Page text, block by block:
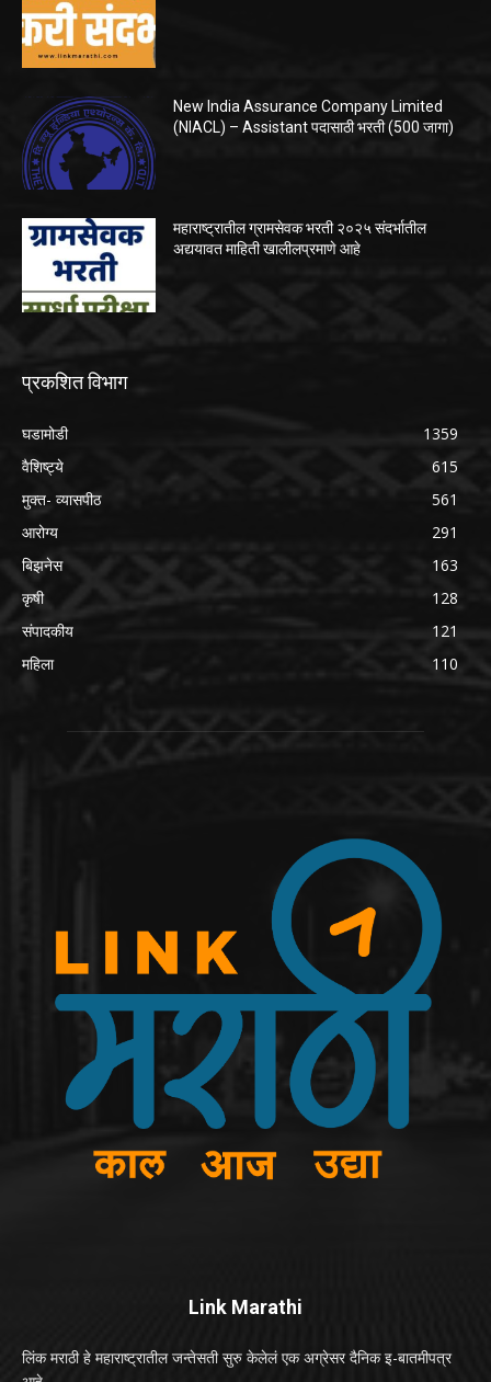
New India Assurance Company Limited
(NIACL) – Assistant पदासाठी भरती (500 जागा)
महाराष्ट्रातील ग्रामसेवक भरती २०२५ संदर्भातील
अद्ययावत माहिती खालीलप्रमाणे आहे
प्रकशित विभाग
घडामोडी
1359
वैशिष्ट्ये
615
मुक्त- व्यासपीठ
561
आरोग्य
291
बिझनेस
163
कृषी
128
संपादकीय
121
महिला
110
Link Marathi
लिंक मराठी हे महाराष्ट्रातील जन्तेसती सुरु केलेलं एक अग्रेसर दैनिक इ-बातमीपत्र